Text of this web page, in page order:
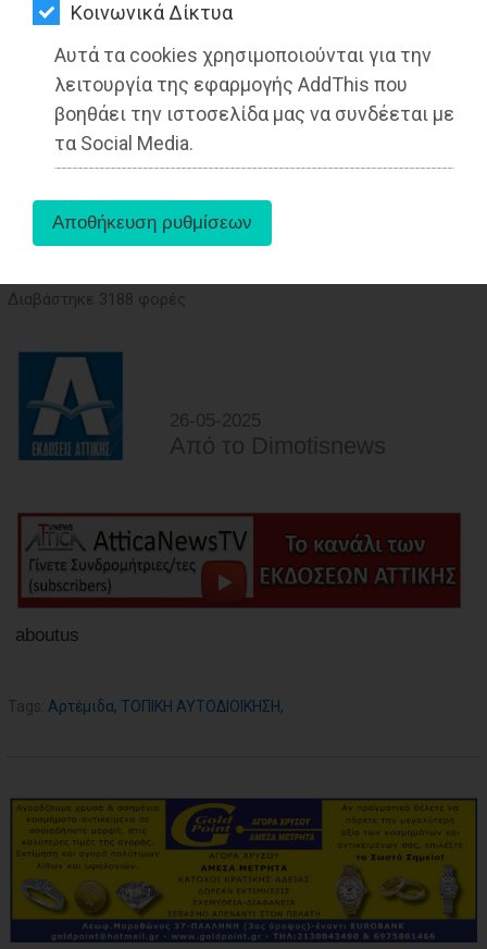
Kοινωνικά Δίκτυα
Αυτά τα cookies χρησιμοποιούνται για την
λειτουργία της εφαρμογής AddThis που
βοηθάει την ιστοσελίδα μας να συνδέεται με
τα Social Media.
ΨΙΘΥΡΟΙ
ΑΠΟΣΤΟΛΗ
ΑΡΘΡΩΝ
για τη Διεθνή Ημέρα για την Εξάλειψη
της Βίας κατά των Γυναικών
Διαβάστηκε 3188 φορές
26-05-2025
Από τo Dimotisnews
aboutus
Tags: Αρτέμιδα, ΤΟΠΙΚΗ ΑΥΤΟΔΙΟΙΚΗΣΗ,